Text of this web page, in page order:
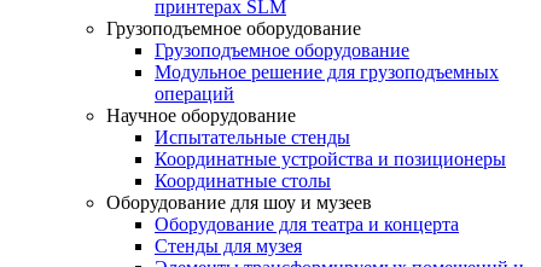
принтерах SLM
Грузоподъемное оборудование
Грузоподъемное оборудование
Модульное решение для грузоподъемных
операций
Научное оборудование
Испытательные стенды
Координатные устройства и позиционеры
Координатные столы
Оборудование для шоу и музеев
Оборудование для театра и концерта
Стенды для музея